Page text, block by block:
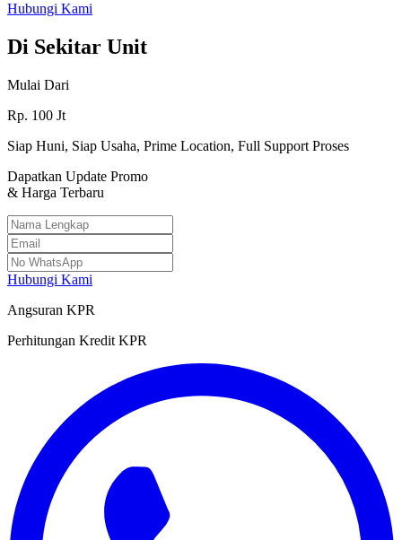
Hubungi Kami
Di Sekitar Unit
Mulai Dari
Rp. 100 Jt
Siap Huni, Siap Usaha, Prime Location, Full Support Proses
Dapatkan Update Promo
& Harga Terbaru
Hubungi Kami
Angsuran KPR
Perhitungan Kredit KPR